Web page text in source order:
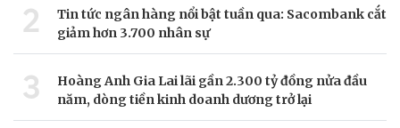
2
Tin tức ngân hàng nổi bật tuần qua: Sacombank cắt
giảm hơn 3.700 nhân sự
3
Hoàng Anh Gia Lai lãi gần 2.300 tỷ đồng nửa đầu
năm, dòng tiền kinh doanh dương trở lại